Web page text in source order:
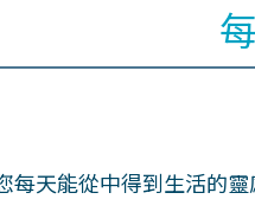
天能從中得到生活的靈